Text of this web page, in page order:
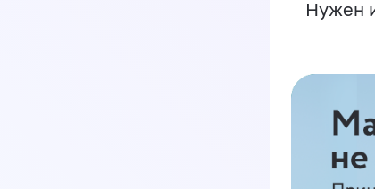
Нужен